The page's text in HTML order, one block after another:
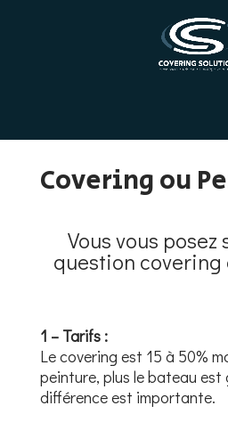
Covering ou
Vous vous posez
question covering
1 – Tarifs :
Le covering est 15 à 50%
peinture, plus le bateau est
différence est importante.